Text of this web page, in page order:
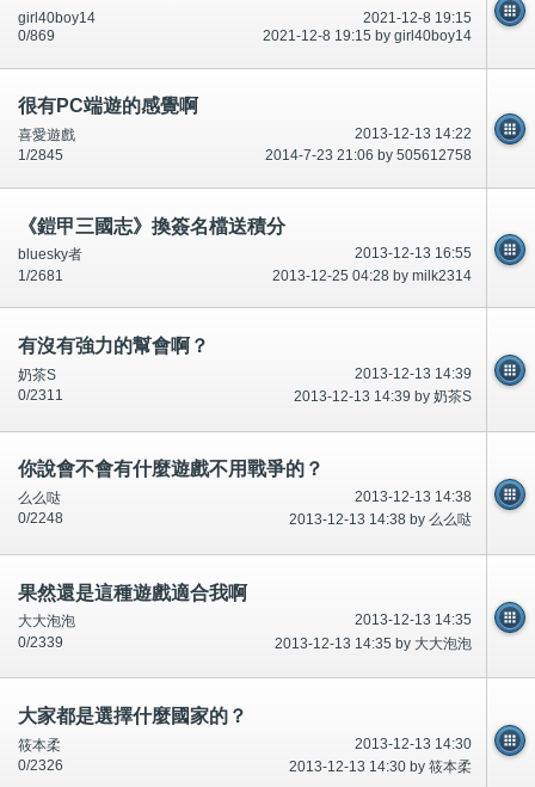
2021-12-8 19:15
girl40boy14
2021-12-8 19:15 by girl40boy14
0/869
很有PC端遊的感覺啊
2013-12-13 14:22
喜愛遊戲
2014-7-23 21:06 by 505612758
1/2845
《鎧甲三國志》換簽名檔送積分
2013-12-13 16:55
bluesky者
2013-12-25 04:28 by milk2314
1/2681
有沒有強力的幫會啊？
2013-12-13 14:39
奶茶S
2013-12-13 14:39 by 奶茶S
0/2311
你說會不會有什麼遊戲不用戰爭的？
2013-12-13 14:38
么么哒
2013-12-13 14:38 by 么么哒
0/2248
果然還是這種遊戲適合我啊
2013-12-13 14:35
大大泡泡
2013-12-13 14:35 by 大大泡泡
0/2339
大家都是選擇什麼國家的？
2013-12-13 14:30
筱本柔
2013-12-13 14:30 by 筱本柔
0/2326